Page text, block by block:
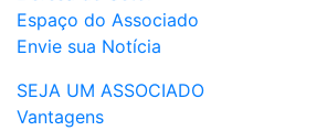
Espaço do Associado
Envie sua Notícia
SEJA UM ASSOCIADO
Vantagens